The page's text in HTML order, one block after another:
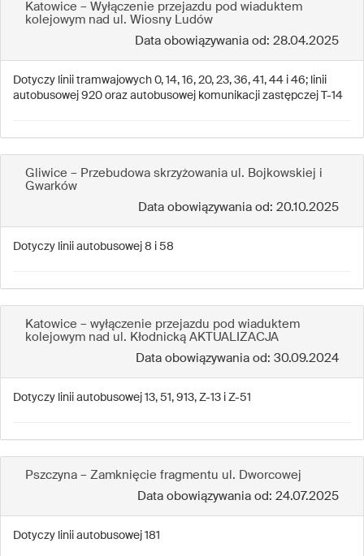
Katowice – Wyłączenie przejazdu pod wiaduktem
kolejowym nad ul. Wiosny Ludów
Data obowiązywania od: 28.04.2025
Dotyczy linii tramwajowych 0, 14, 16, 20, 23, 36, 41, 44 i 46; linii
autobusowej 920 oraz autobusowej komunikacji zastępczej T-14
Gliwice – Przebudowa skrzyżowania ul. Bojkowskiej i
Gwarków
Data obowiązywania od: 20.10.2025
Dotyczy linii autobusowej 8 i 58
Katowice – wyłączenie przejazdu pod wiaduktem
kolejowym nad ul. Kłodnicką AKTUALIZACJA
Data obowiązywania od: 30.09.2024
Dotyczy linii autobusowej 13, 51, 913, Z-13 i Z-51
Pszczyna – Zamknięcie fragmentu ul. Dworcowej
Data obowiązywania od: 24.07.2025
Dotyczy linii autobusowej 181